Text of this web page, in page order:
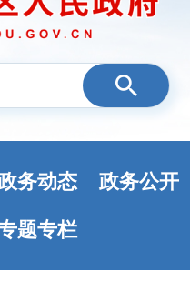
务动态 政务公开
题专栏